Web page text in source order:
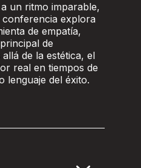
un ritmo imparable,
conferencia explora
de empatía,
de
de la estética, el
real en tiempos de
lenguaje del éxito.